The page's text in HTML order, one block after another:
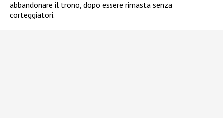
abbandonare il trono, dopo essere rimasta senza
corteggiatori.